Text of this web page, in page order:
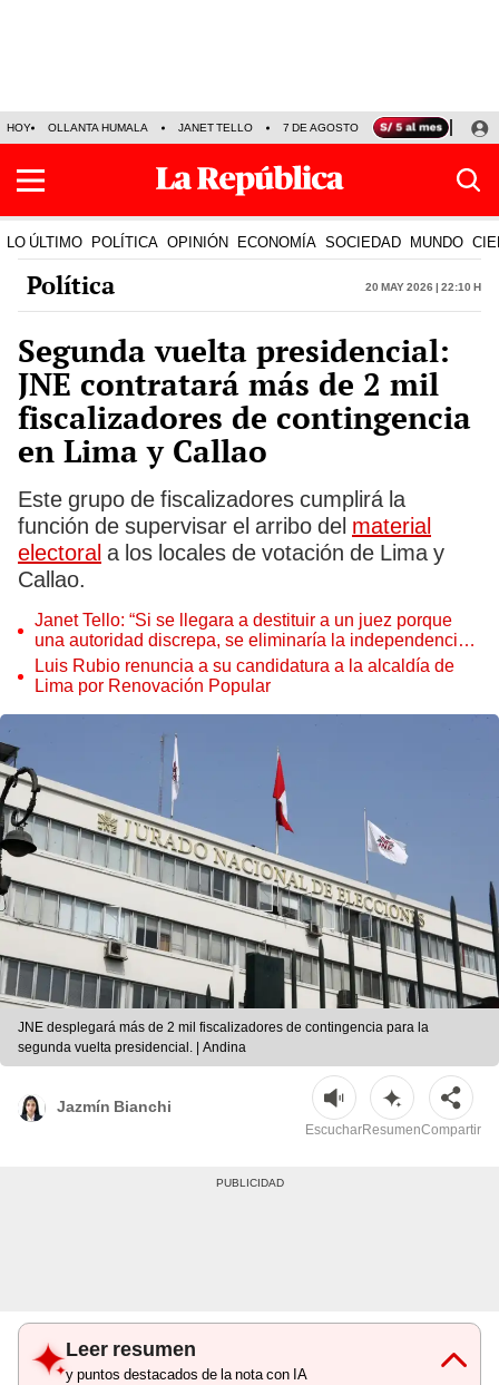
HOY OLLANTA HUMALA JANET TELLO 7 DE AGOSTO TINKA RESULTADOS
LO ÚLTIMO POLÍTICA OPINIÓN ECONOMÍA SOCIEDAD MUNDO
Política 20 May 2026 | 22:10 h
Segunda vuelta presidencial:
JNE contratará más de 2 mil
fiscalizadores de contingencia
en Lima y Callao
Este grupo de fiscalizadores cumplirá la
función de supervisar el arribo del material
electoral a los locales de votación de Lima y
Callao.
Janet Tello: “Si se llegara a destituir a un juez porque
una autoridad discrepa, se eliminaría la independencia
judicial”
Luis Rubio renuncia a su candidatura a la alcaldía de
Lima por Renovación Popular
JNE desplegará más de 2 mil fiscalizadores de contingencia para la
segunda vuelta presidencial. | Andina
Jazmín Bianchi
EscucharResumenCompartir
Leer resumen
y puntos destacados de la nota con IA